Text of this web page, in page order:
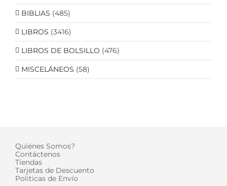
BIBLIAS (485)
LIBROS (3416)
LIBROS DE BOLSILLO (476)
MISCELÁNEOS (58)
Quiénes Somos?
Contáctenos
Tiendas
Tarjetas de Descuento
Politicas de Envío